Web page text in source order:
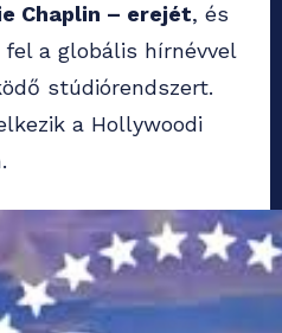
Chaplin – erejét, és
a globális hírnévvel
stúdiórendszert.
a Hollywoodi